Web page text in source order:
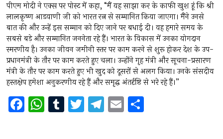
पीएम मोदी ने एक्स पर पोस्ट में कहा, “मैं यह साझा कर के काफी खुश हूं कि श्री
लालकृष्ण आडवाणी जी को भारत रत्न से सम्मानित किया जाएगा। मैंने उनसे
बात की और उन्हें इस सम्मान को दिए जाने पर बधाई दी। वह हमारे समय के
सबसे बड़े और सम्मानित जननेता रहे हैं। भारत के विकास में उनका योगदान
स्मरणीय है। उनका जीवन जमीनी स्तर पर काम करने से शुरू होकर देश के उप-
प्रधानमंत्री के तौर पर काम करते हुए चला। उन्होंने गृह मंत्री और सूचना-प्रसारण
मंत्री के तौर पर काम करते हुए भी खुद को दूसरों से अलग किया। उनके संसदीय
हस्तक्षेप हमेशा अनुकरणीय रहे हैं और समृद्ध अंतर्दृष्टि से भरे रहे हैं।”
F
a
W
h
T
u
T
wi
T
el
E
m